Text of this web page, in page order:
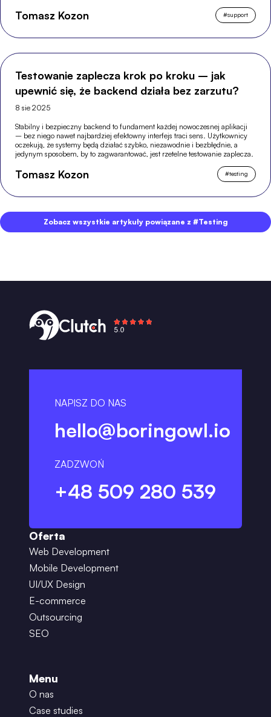
Tomasz Kozon #support
Testowanie zaplecza krok po kroku – jak
upewnić się, że backend działa bez zarzutu?
8 sie 2025
Stabilny i bezpieczny backend to fundament każdej nowoczesnej aplikacji
– bez niego nawet najbardziej efektowny interfejs traci sens. Użytkownicy
oczekują, że systemy będą działać szybko, niezawodnie i bezbłędnie, a
jedynym sposobem, by to zagwarantować, jest rzetelne testowanie zaplecza.
Tomasz Kozon #testing
Zobacz wszystkie artykuły powiązane z #Testing
NAPISZ DO NAS
hello@boringowl.io
ZADZWOŃ
+48 509 280 539
Oferta
Web Development
Mobile Development
UI/UX Design
E-commerce
Outsourcing
SEO
Menu
O nas
Case studies